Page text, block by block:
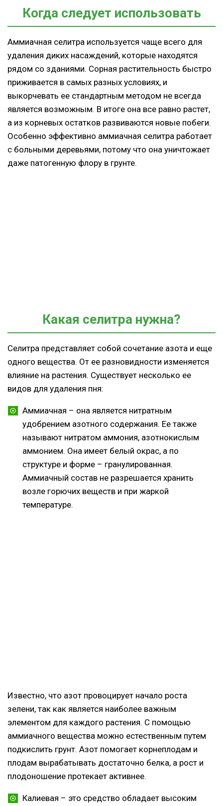
Когда следует использовать
Аммиачная селитра используется чаще всего для
удаления диких насаждений, которые находятся
рядом со зданиями. Сорная растительность быстро
приживается в самых разных условиях, и
выкорчевать ее стандартным методом не всегда
является возможным. В итоге она все равно растет,
а из корневых остатков развиваются новые побеги.
Особенно эффективно аммиачная селитра работает
с больными деревьями, потому что она уничтожает
даже патогенную флору в грунте.
Какая селитра нужна?
Селитра представляет собой сочетание азота и еще
одного вещества. От ее разновидности изменяется
влияние на растения. Существует несколько ее
видов для удаления пня:
Аммиачная – она является нитратным
удобрением азотного содержания. Ее также
называют нитратом аммония, азотнокислым
аммонием. Она имеет белый окрас, а по
структуре и форме – гранулированная.
Аммиачный состав не разрешается хранить
возле горючих веществ и при жаркой
температуре.
Известно, что азот провоцирует начало роста
зелени, так как является наиболее важным
элементом для каждого растения. С помощью
аммиачного вещества можно естественным путем
подкислить грунт. Азот помогает корнеплодам и
плодам вырабатывать достаточно белка, а рост и
плодоношение протекает активнее.
Калиевая – это средство обладает высоким